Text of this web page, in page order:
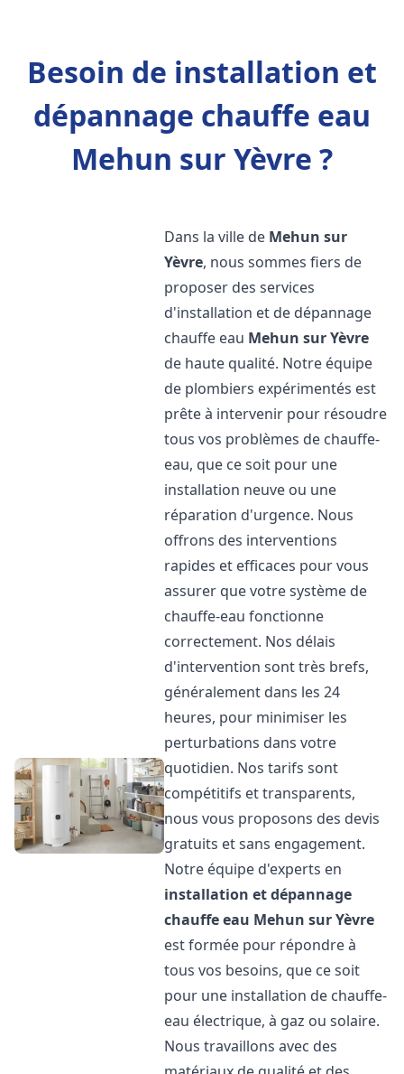
Besoin de installation et
dépannage chauffe eau
Mehun sur Yèvre ?
Dans la ville de Mehun sur
Yèvre, nous sommes fiers de
proposer des services
d'installation et de dépannage
chauffe eau Mehun sur Yèvre
de haute qualité. Notre équipe
de plombiers expérimentés est
prête à intervenir pour résoudre
tous vos problèmes de chauffe-
eau, que ce soit pour une
installation neuve ou une
réparation d'urgence. Nous
offrons des interventions
rapides et efficaces pour vous
assurer que votre système de
chauffe-eau fonctionne
correctement. Nos délais
d'intervention sont très brefs,
généralement dans les 24
heures, pour minimiser les
perturbations dans votre
quotidien. Nos tarifs sont
compétitifs et transparents,
nous vous proposons des devis
gratuits et sans engagement.
Notre équipe d'experts en
installation et dépannage
chauffe eau Mehun sur Yèvre
est formée pour répondre à
tous vos besoins, que ce soit
pour une installation de chauffe-
eau électrique, à gaz ou solaire.
Nous travaillons avec des